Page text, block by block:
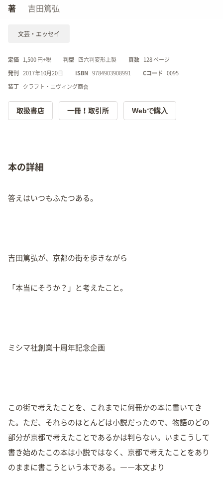
著 吉田篤弘
文芸・エッセイ
定価 1,500 円+税 判型 四六判変形上製 頁数 128 ページ
発刊 2017年10月20日 ISBN 9784903908991 Cコード 0095
装丁 クラフト・エヴィング商會
取扱書店 一冊！取引所 Webで購入
本の詳細
答えはいつもふたつある。
吉田篤弘が、京都の街を歩きながら
「本当にそうか？」と考えたこと。
ミシマ社創業十周年記念企画
この街で考えたことを、これまでに何冊かの本に書いてき
た。ただ、それらのほとんどは小説だったので、物語のどの
部分が京都で考えたことであるかは判らない。いまこうして
書き始めたこの本は小説ではなく、京都で考えたことをあり
のままに書こうという本である。――本文より